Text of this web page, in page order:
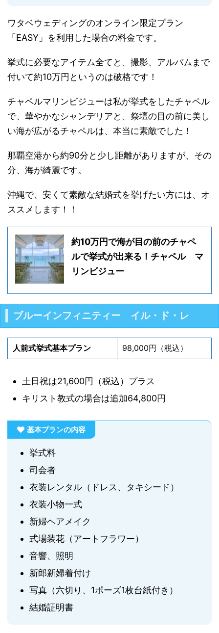
ワタベウェディングのオンライン限定プラン
「EASY」を利用した場合の料金です。
挙式に必要なアイテム全てと、撮影、アルバムまで
付いて約10万円というのは破格です！
チャペルマリンビジューは私が挙式をしたチャペル
で、華やかなシャンデリアと、祭壇の目の前に美し
い海が広がるチャペルは、本当に素敵でした！
那覇空港から約90分と少し距離がありますが、その
分、海が綺麗です。
沖縄で、安くて素敵な結婚式を挙げたい方には、オ
ススメします！！
約10万円で海が目の前のチャペ
ルで挙式が出来る！チャペル マ
リンビジュー
ブルーインフィニティー イル・ド・レ
人前式挙式基本プラン 98,000円（税込）
土日祝は21,600円（税込）プラス
キリスト教式の場合は追加64,800円
基本プランの内容
挙式料
司会者
衣装レンタル（ドレス、タキシード）
衣装小物一式
新婦ヘアメイク
式場装花（アートフラワー）
音響、照明
新郎新婦着付け
写真（六切り、1ポーズ1枚台紙付き）
結婚証明書